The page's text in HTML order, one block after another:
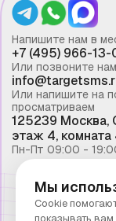
Напишите нам в
+7 (495) 966-13-
Или позвоните
Или напишите на
просматриваем
125239 Москва,
этаж 4, комната
Пн-Пт 09:00 -
Запрещено
Мы
Cookie
показывать вам